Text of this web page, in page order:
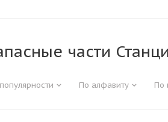
части
По алфавиту По